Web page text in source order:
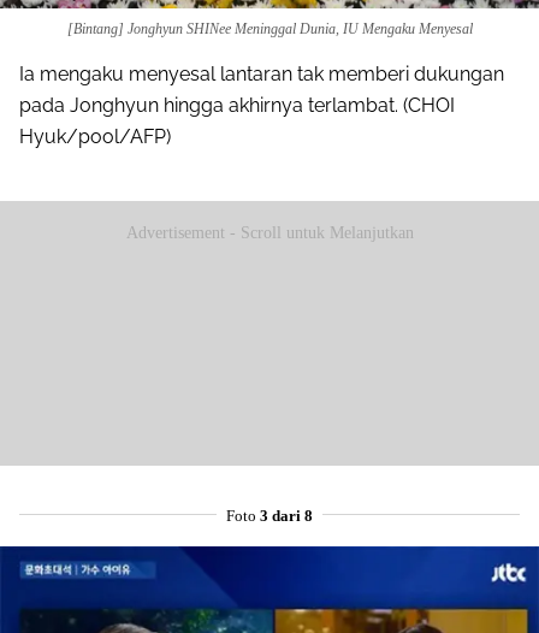
[Bintang] Jonghyun SHINee Meninggal Dunia, IU Mengaku Menyesal
Ia mengaku menyesal lantaran tak memberi dukungan
pada Jonghyun hingga akhirnya terlambat. (CHOI
Hyuk/pool/AFP)
Advertisement - Scroll untuk Melanjutkan
Foto 3 dari 8